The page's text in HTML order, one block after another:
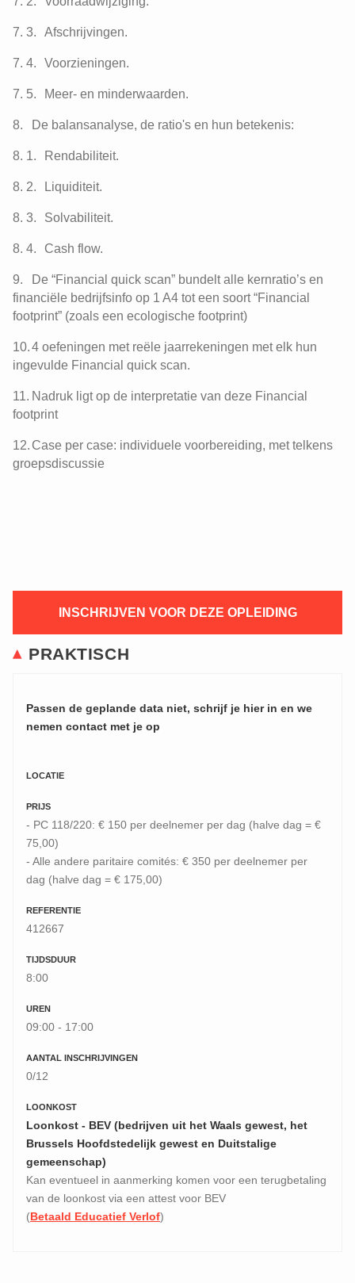
Afschrijvingen.
Voorzieningen.
Meer- en minderwaarden.
De balansanalyse, de ratio's en hun betekenis:
Rendabiliteit.
Liquiditeit.
Solvabiliteit.
Cash flow.
De “Financial quick scan” bundelt alle kernratio’s en
financiële bedrijfsinfo op 1 A4 tot een soort “Financial
footprint” (zoals een ecologische footprint)
4 oefeningen met reële jaarrekeningen met elk hun
ingevulde Financial quick scan.
Nadruk ligt op de interpretatie van deze Financial
footprint
Case per case: individuele voorbereiding, met telkens
groepsdiscussie
INSCHRIJVEN VOOR DEZE OPLEIDING
PRAKTISCH
Passen de geplande data niet, schrijf je hier in en we
nemen contact met je op
LOCATIE
PRIJS
- PC 118/220: € 150 per deelnemer per dag (halve dag = €
75,00)
- Alle andere paritaire comités: € 350 per deelnemer per
dag (halve dag = € 175,00)
REFERENTIE
412667
TIJDSDUUR
8:00
UREN
09:00 - 17:00
AANTAL INSCHRIJVINGEN
0/12
LOONKOST
Loonkost - BEV (bedrijven uit het Waals gewest, het
Brussels Hoofdstedelijk gewest en Duitstalige
gemeenschap)
Kan eventueel in aanmerking komen voor een terugbetaling
van de loonkost via een attest voor BEV
(Betaald Educatief Verlof)